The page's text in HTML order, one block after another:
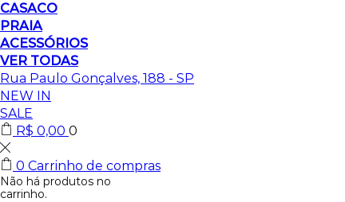
CASACO
PRAIA
ACESSÓRIOS
VER TODAS
Rua Paulo Gonçalves, 188 - SP
NEW IN
SALE
R$ 0,00 0
0 Carrinho de compras
Não há produtos no
carrinho.